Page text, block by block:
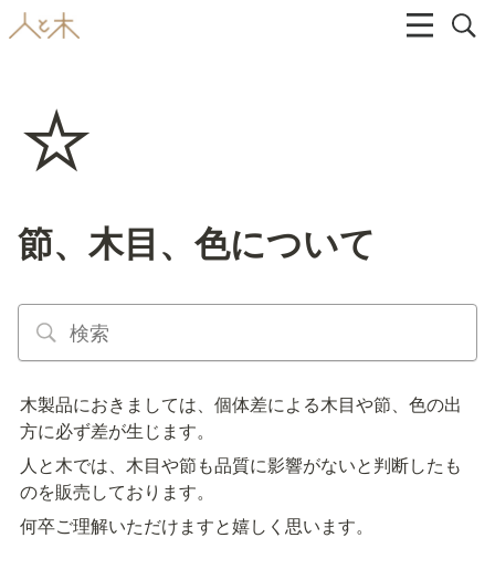
⭐
節、木目、色について
木製品におきましては、個体差による木目や節、色の出
方に必ず差が生じます。
人と木では、木目や節も品質に影響がないと判断したも
のを販売しております。
何卒ご理解いただけますと嬉しく思います。